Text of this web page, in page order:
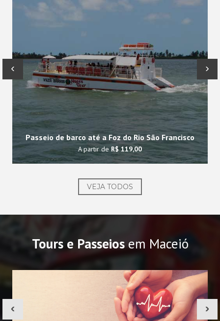
Passeio de barco até a Foz do Rio São Francisco
A partir de R$ 119,00
‹ ›
VEJA TODOS
Tours e Passeiosem Maceió
‹ ›